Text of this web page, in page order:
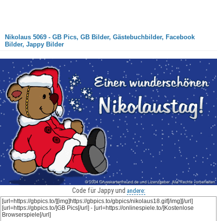
Nikolaus 5069 - GB Pics, GB Bilder, Gästebuchbilder, Facebook
Bilder, Jappy Bilder
Code für Jappy und andere: